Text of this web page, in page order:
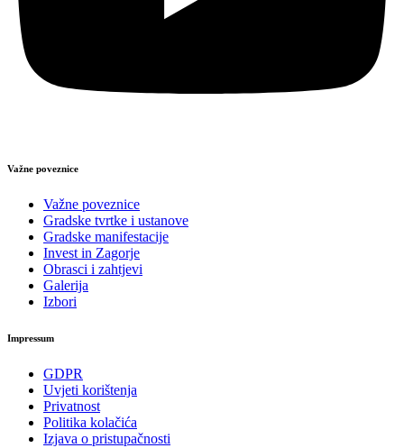
Važne poveznice
Važne poveznice
Gradske tvrtke i ustanove
Gradske manifestacije
Invest in Zagorje
Obrasci i zahtjevi
Galerija
Izbori
Impressum
GDPR
Uvjeti korištenja
Privatnost
Politika kolačića
Izjava o pristupačnosti